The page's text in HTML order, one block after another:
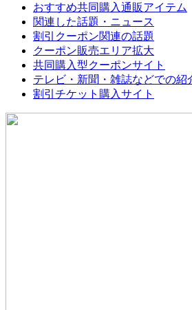
おすすめ共同購入通販アイテム
関連した話題・ニュース
割引クーポン関連の話題
クーポン販売エリア拡大
共同購入型クーポンサイト
テレビ・新聞・雑誌などでの紹
割引チケット購入サイト